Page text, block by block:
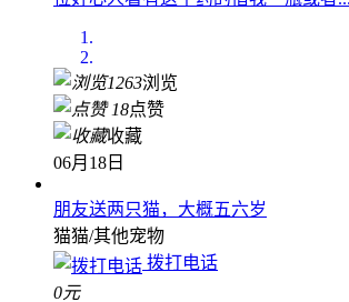
位好心人看有这个药的借我一瓶或者
1263 浏览
18 点赞
收藏
06月18日
朋友送两只猫，大概五六岁
猫猫/其他宠物